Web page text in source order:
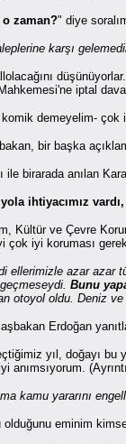
o zaman?" diye
karşı
iptal
demeyelim- çok
bir başka
ile birarada anılan
ihtiyacımız
Kültür ve Çevre
çok iyi koruması
ellerimizle azar azar
Bunu
otoyol oldu. Deniz
Erdoğan
yıl, doğayı
anımsıyorum.
kamu yararını
eminim